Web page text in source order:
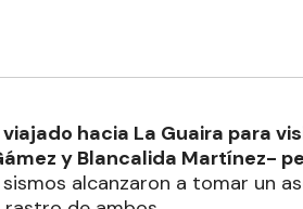
hacia La Guaira para
y Blancalida Martínez-
alcanzaron a tomar un